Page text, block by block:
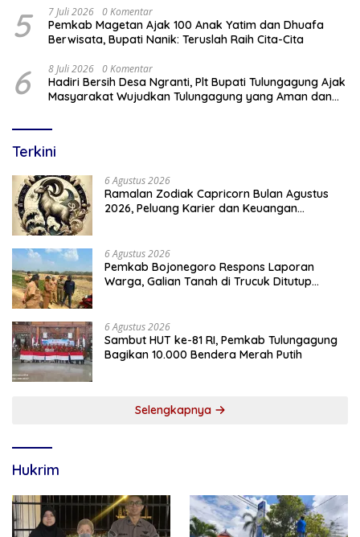
5 7 Juli 2026 0 Komentar
Pemkab Magetan Ajak 100 Anak Yatim dan Dhuafa
Berwisata, Bupati Nanik: Teruslah Raih Cita-Cita
6 8 Juli 2026 0 Komentar
Hadiri Bersih Desa Ngranti, Plt Bupati Tulungagung Ajak
Masyarakat Wujudkan Tulungagung yang Aman dan
Terkini
6 Agustus 2026
Ramalan Zodiak Capricorn Bulan Agustus
2026, Peluang Karier dan Keuangan
6 Agustus 2026
Pemkab Bojonegoro Respons Laporan
Warga, Galian Tanah di Trucuk Ditutup
6 Agustus 2026
Sambut HUT ke-81 RI, Pemkab Tulungagung
Bagikan 10.000 Bendera Merah Putih
Selengkapnya
Hukrim